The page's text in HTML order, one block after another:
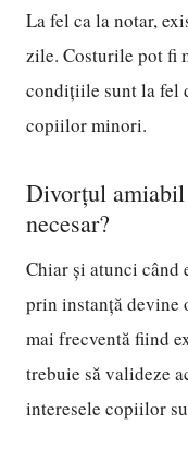
La fel ca la notar,
zile. Costurile pot fi
condițiile sunt la fel
copiilor minori.
Divorțul amiabil
necesar?
Chiar și atunci când
prin instanță devine
mai frecventă fiind
trebuie să valideze
interesele copiilor